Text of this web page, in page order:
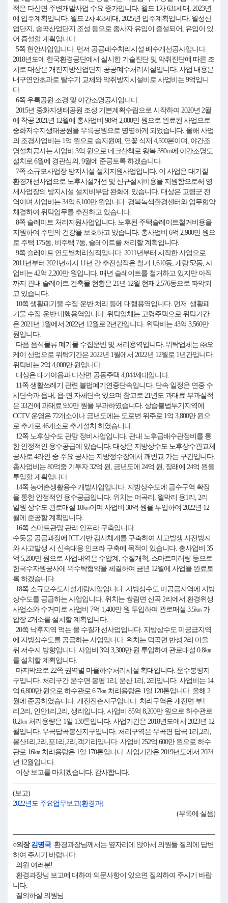
적은 다산면 주변개발사업 수요 증가입니다. 월드 1차 631세대, 2023년
에 입주계획입니다. 월드 2차 463세대, 2025년 입주계획입니다. 월성산
업단지, 송곡산업단지 조성 등으로 종사자 유입이 증설되어, 유입이 있
어 증설할 계획입니다.
5쪽 현안사업입니다. 먼저 공공폐수처리시설 배수개선공사입니다.
2018년도에 한국환경공단에서 실시한 기술진단 및 악취진단에 따른 조
치로 대상은 개진지방산업단지 공공폐수처리시설입니다. 사업 내용은
내구연안초과로 탈수기 교체와 악취방지시설비로 사업비는 9억입니
다.
6쪽 우륵공원 조경 및 야간조명공사입니다.
2015년 중화지생태공원 조성 기본계획수립으로 시작하여 2020년 2월
에 착공 2021년 12월에 총사업비 98억 2,000만 원으로 완료된 사업으로
중화저수지생태공원을 우륵공원으로 명명하게 되었습니다. 올해 사업
의 조경사업비는 1억 원으로 습지원예, 연꽃 식재 4,500본이며, 야간조
명설치공사는 사업비 3억 원으로 데크산책로 왕복 380m에 야간조명도
설치로 6월에 경관심의, 9월에 준공토록 하겠습니다.
7쪽 소규모사업장 방지시설 설치지원사업입니다. 이 사업은 대기질
환경개선사업으로 노후시설개선 및 신규설치비용을 지원함으로써 영
세사업장의 방지시설 설치비부담 완화에 있습니다. 대상은 고령군 전
역이며 사업비는 34억 6,100만 원입니다. 경북녹색환경센터와 업무협약
체결하여 위탁업무를 추진하고 있습니다.
8쪽 슬레이트 처리지원사업입니다. 노후된 주택슬레이트철거비용을
지원하여 주민의 건강을 보호하고 있습니다. 총사업비 6억 2,900만 원으
로 주택 175동, 비주택 7동, 슬레이트를 처리할 계획입니다.
9쪽 슬레이트 연도별처리실적입니다. 2011년부터 시작한 사업으로
2011년부터 2021년까지 11년 간 추진실적은 철거 1,610동, 개량 52동, 사
업비는 42억 2,200만 원입니다. 매년 슬레이트를 철거하고 있지만 아직
까지 관내 슬레이트 건축물 현황은 21년 12월 현재 2,576동으로 파악되
고 있습니다.
10쪽 생활폐기물 수집·운반 처리 등에 대행용역입니다. 먼저 생활폐
기물 수집·운반 대행용역입니다. 위탁업체는 고령주택으로 위탁기간
은 2021년 1월에서 2022년 12월로 2년간입니다. 위탁비는 43억 3,560만
원입니다.
다음 음식물류 폐기물 수집운반 및 처리용역입니다. 위탁업체는 ㈜오
케이 산업으로 위탁기간은 2022년 1월에서 2022년 12월로 1년간입니다.
위탁비는 2억 4,000만 원입니다.
대상은 대가야읍과 다산면 공동주택 4,044세대입니다.
11쪽 생활쓰레기 관련 불법폐기연중단속입니다. 단속 일정은 연중 수
시단속과 읍내, 읍·면 자체단속 있으며 참고로 21년도 과태료 부과실적
은 33건에 과태료 930만 원을 부과하였습니다. 상습불법투기지역에
CCTV 운영은 72개소이나 금년도에는 도로변 위주로 1억 3,800만 원으
로 추가로 46개소로 추가설치 하였습니다.
12쪽 노후상수도 관망 정비사업입니다. 관내 노후급배수관정비를 통
한 안정적인 용수공급에 있습니다. 대상은 지방상수도 노후상수관교체
공사로 4라인 중 주요 공사는 지방정수장에서 쾌빈교 가는 구간입니다.
총사업비는 80억중 기투자 32억 원, 금년도에 24억 원, 장래에 24억 원을
투입할 계획입니다.
14쪽 농어촌생활용수 개발사업입니다. 지방상수도에 급수구역 확장
을 통한 안정적인 용수공급입니다. 위치는 어곡리, 월막리 용1리, 2리
일원 상수도 관로매설 10㎞이며 사업비 30억 원을 투입하여 2022년 12
월에 준공할 계획입니다.
16쪽 스마트관망 관리 인프라 구축입니다.
수돗물 공급과정에 ICT기반 감시체계를 구축하여 사고발생 사전방지
와 사고발생 시 신속대응 인프라 구축에 목적이 있습니다. 총사업비 35
억 5,200만 원으로 사업내역은 수압계, 수질개척, 스마트미러링 등으로
한국수자원공사에 위수탁협약을 체결하여 금년 12월에 사업을 완료토
록 하겠습니다.
18쪽 소규모수도시설개량사업입니다. 지방상수도 미공급지역에 지방
상수도를 공급하는 사업입니다. 위치는 쌍림면 신곡 2리에서 환경위생
사업소와 수거미로 사업비 7억 1,400만 원 투입하여 관로매설 3.5㎞ 가
압장 2개소를 설치할 계획입니다.
20쪽 낙후지역 먹는 물 수질개선사업입니다. 지방상수도 미공급지역
에 지방상수도를 공급하는 사업입니다. 위치는 덕곡면 반성 2리 마을
뒤 저수지 방향입니다. 사업비 3억 3,300만 원 투입하여 관로매설 0.8㎞
를 설치할 계획입니다.
마지막으로 22쪽 권역별 마을하수처리시설 확대입니다. 운수봉평지
구입니다. 처리구간 운수면 봉평 1리, 운산 1리, 2리입니다. 사업비는 14
억 6,800만 원으로 하수관로 6.7㎞ 처리용량은 1일 120톤입니다. 올해 2
월에 준공하였습니다. 개진진촌지구입니다. 처리구역은 개진면 부1
리,2리, 인안1리,2리, 생리입니다. 사업비 85억 8,200만 원으로 하수관로
8.2㎞ 처리용량은 1일 130톤입니다. 사업기간은 2018년도에서 2023년 12
월입니다. 우곡답곡봉산지구입니다. 처리구역은 우곡면 답곡 1리,2리,
봉산1리,2리,포1리,2리,객기리입니다. 사업비 252억 600만 원으로 하수
관로 16㎞ 처리용량은 1일 170톤입니다. 사업기간은 2019년도에서 2024
년 12월입니다.
이상 보고를 마치겠습니다. 감사합니다.
(보고)
2022년도 주요업무보고(환경과)
(부록에 실음)
○의장김명국환경과장님께서는 옆자리에 앉아서 의원들 질의에 답변
하여 주시기 바랍니다.
의원 여러분!
환경과장님 보고에 대하여 의문사항이 있으면 질의하여 주시기 바랍
니다.
질의하실 의원님